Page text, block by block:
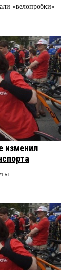
«велопробки»
изменил